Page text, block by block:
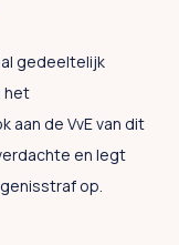
gedeeltelijk
het
aan de VvE van dit
en legt
op.